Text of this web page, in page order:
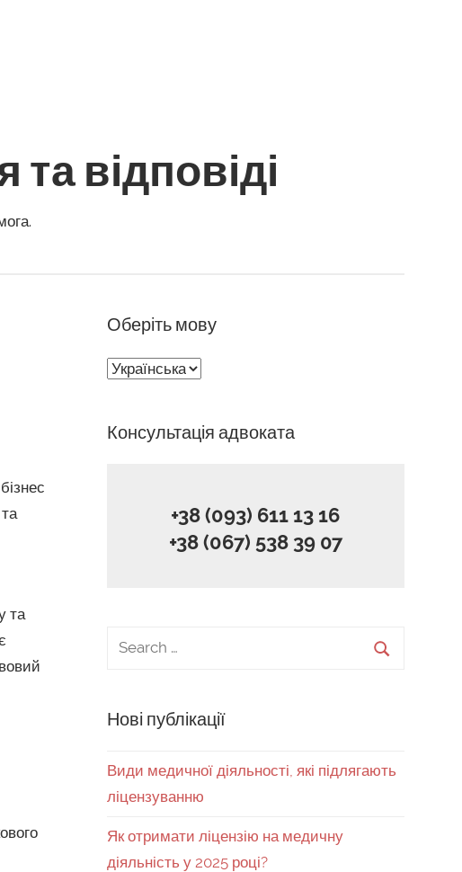
відповіді
та
Оберіть мову
Оберіть
Консультація адвоката
+38 (093) 611 13 16
+38 (067) 538 39 07
Нові публікації
Види медичної діяльності, які підлягають
ліцензуванню
Як отримати ліцензію на медичну
діяльність у 2025 році?